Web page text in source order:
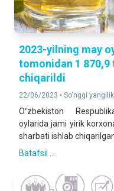
2023-yilning may
tomonidan 1
chiqarildi
22/06/2023 • So'nggi
Oʻzbekiston
oylarida jami yirik
sharbati ishlab
Batafsil ...